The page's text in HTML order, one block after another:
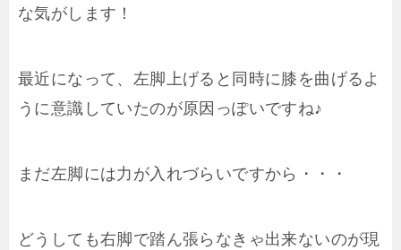
な気がします！
最近になって、左脚上げると同時に膝を曲げるよ
うに意識していたのが原因っぽいですね♪
まだ左脚には力が入れづらいですから・・・
どうしても右脚で踏ん張らなきゃ出来ないのが現